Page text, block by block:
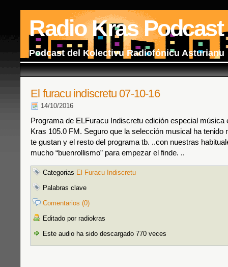
Radio Kras Podcast
Podcast del Kolectivu Radiofónicu Asturianu
El furacu indiscretu 07-10-16
14/10/2016
Programa de ELFuracu Indiscretu edición especial música
Kras 105.0 FM. Seguro que la selección musical ha tenido
te gustan y el resto del programa tb. ..con nuestras
mucho “buenrollismo” para empezar el finde. ..
Categorias El Furacu Indiscretu
Palabras clave
Comentarios (0)
Editado por radiokras
Este audio ha sido descargado 770 veces